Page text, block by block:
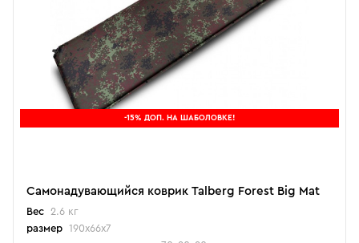
-15% ДОП. НА ШАБОЛОВКЕ!
Самонадувающийся коврик Talberg Forest Big Mat
Вес
2.6 кг
размер
190х66х7